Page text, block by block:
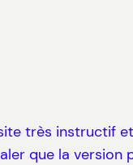
très instructif
que la